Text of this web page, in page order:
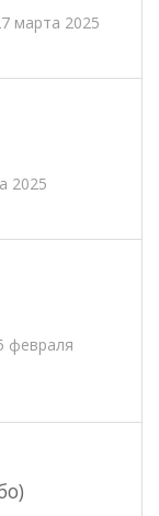
марта 2025
2025
февраля